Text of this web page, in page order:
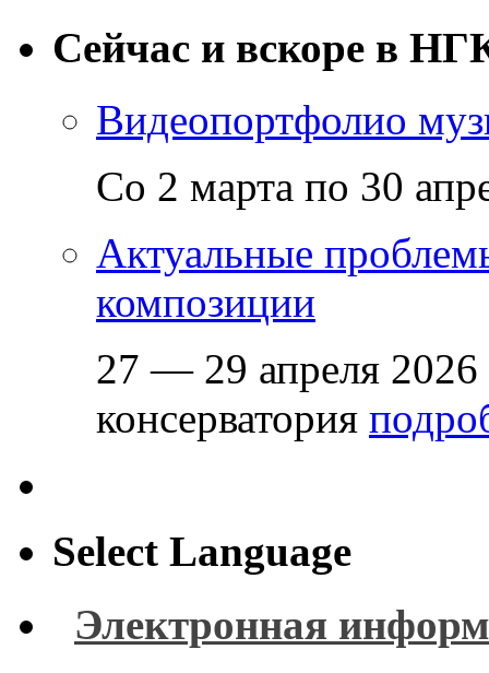
Сейчас и вскоре в
Видеопортфолио
Со 2 марта по 30
Актуальные
композиции
27 — 29 апреля 2026
консерватория
Select Language
Электронная